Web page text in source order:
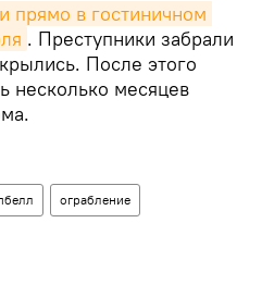
прямо в гостиничном
. Преступники забрали
После этого
несколько месяцев
ограбление